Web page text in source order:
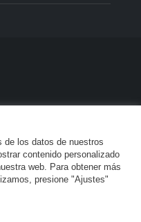
los datos de nuestros
contenido personalizado
web. Para obtener más
presione "Ajustes"